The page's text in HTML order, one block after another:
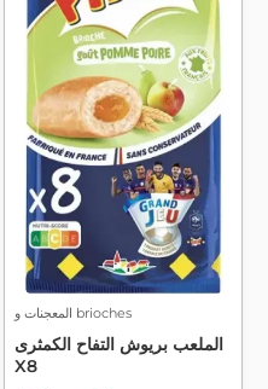
المعجنات و brioches
الملعب بريوش التفاح الكمثرى
X8